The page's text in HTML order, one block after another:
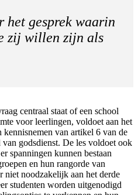
het gesprek waarin
zij willen zijn als
centraal staat of een school
voor leerlingen, voldoet aan het
kennisnemen van artikel 6 van de
godsdienst. De les voldoet ook
spanningen kunnen bestaan
en hun rangorde van
niet noodzakelijk aan het derde
studenten worden uitgenodigd